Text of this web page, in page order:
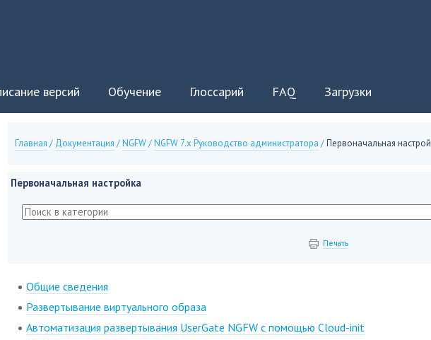
версий Обучение Глоссарий FAQ Загрузки
Главная / Документация /NGFW/NGFW 7.x Руководство администратора /Первоначальная
Первоначальная настройка
Печать
Общие сведения
Развертывание виртуального образа
Автоматизация развертывания UserGate NGFW с помощью Cloud-init